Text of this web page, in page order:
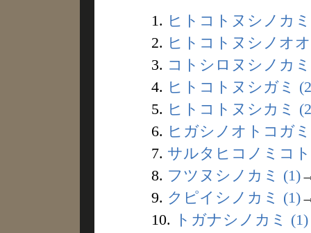
1. ヒトコトヌシノカ
2. ヒトコトヌシノオ
3. コトシロヌシノカ
4. ヒトコトヌシガミ
5. ヒトコトヌシカミ
6. ヒガシノオトコガ
7. サルタヒコノミコ
8. フツヌシノカミ (1)
9. クピイシノカミ (1)
10.
トガナシノカミ (1)